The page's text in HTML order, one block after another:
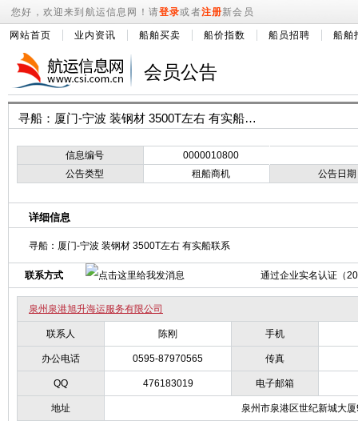
您好，欢迎来到航运信息网！请登录或者注册新会员
网站首页 业内资讯 船舶买卖 船价指数 船员招聘 船舶
会员公告
寻船：厦门-宁波 装钢材 3500T左右 有实船联系
信息编号
0000010800
公告类型
租船商机 公告日期
详细信息
寻船：厦门-宁波 装钢材 3500T左右 有实船联系
联系方式 通过企业实名认证（
泉州泉港旭升海运服务有限公司
联系人 陈刚 手机
办公电话 0595-87970565 传真
QQ 476183019 电子邮箱
地址 泉州市泉港区世纪新城大